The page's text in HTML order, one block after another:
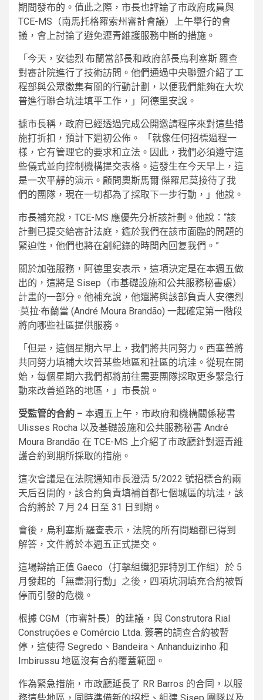
期間發布的。值此之際，市長也評論了市政府成員與
TCE-MS（南馬托格羅索州審計會議）上午舉行的會
議，會上討論了避免瀝青維護服務中斷的措施。
「今天，安德烈·布蘭當部長和政府部長烏利塞斯·羅查
對審計院進行了技術訪問。他們通過中央聯盟介紹了工
程部與公眾徵集有關的行動計劃，以便我們能夠在大坎
普進行聯合坑洼填平工作，」阿德里安說。
據市長稱，政府已經透過完成公開邀請程序來對這些措
施打折扣，預計下週初公佈。 「就像任何招標過程一
樣，它有管理它的要求和立法。因此，我們必須遵守這
些儀式並向控制機構提交表格。這發生在今天早上，這
是一次平靜的演示。顧問奧斯馬爾·傑羅尼莫接待了我
們的團隊，現在一切都為了採取下一步行動，」他說。
市長補充說，TCE-MS 應優先分析該計劃。他說：“該
計劃已提交給審計法庭，鑑於我們在該市面臨的問題的
緊迫性，他們也將在創紀錄的時間內回复我們。”
關於加強服務，阿德里安表示，這項決定是在本週五做
出的，這將是 Sisep（市基礎設施和公共服務秘書處）
計畫的一部分。他補充說，他還將與該部負責人安德烈
·莫拉·布蘭當 (André Moura Brandão) 一起確定第一階段
將向哪些社區提供服務。
「但是，這個星期六早上，我們將共同努力。西塞普將
共同努力填補大坎普某些地區和社區的坑洼。從現在開
始，每個星期六我們都將前往需要團隊採取更多緊急行
動來改善道路的地區，」市長說。
受監管的合約 – 本週五上午，市政府和機構關係秘書
Ulisses Rocha 以及基礎設施和公共服務秘書 André
Moura Brandão 在 TCE-MS 上介紹了市政廳針對瀝青維
護合約到期所採取的措施。
這次會議是在法院通知市長澄清 5/2022 號招標合約兩
天后召開的，該合約負責填補首都七個城區的坑洼，該
合約將於 7 月 24 日至 31 日到期。
會後，烏利塞斯·羅查表示，法院的所有問題都已得到
解答，文件將於本週五正式提交。
這場辯論正值 Gaeco（打擊組織犯罪特別工作組）於 5
月發起的「無盡洞行動」之後，四項坑洞填充合約被暫
停而引發的危機。
根據 CGM（市審計長）的建議，與 Construtora Rial
Construções e Comércio Ltda. 簽署的調查合約被暫
停，這使得 Segredo、Bandeira、Anhanduizinho 和
Imbirussu 地區沒有合約覆蓋範圍。
作為緊急措施，市政廳延長了 RR Barros 的合同，以服